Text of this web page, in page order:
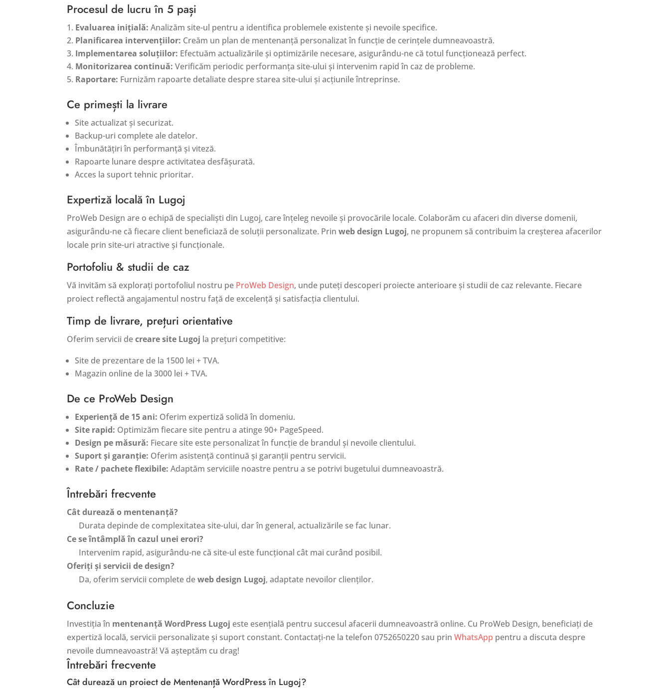
Procesul de lucru în 5 pași
Evaluarea inițială: Analizăm site-ul pentru a identifica problemele existente și nevoile specifice.
Planificarea intervențiilor: Creăm un plan de mentenanță personalizat în funcție de cerințele dumneavoastră.
Implementarea soluțiilor: Efectuăm actualizările și optimizările necesare, asigurându-ne că totul funcționează perfect.
Monitorizarea continuă: Verificăm periodic performanța site-ului și intervenim rapid în caz de probleme.
Raportare: Furnizăm rapoarte detaliate despre starea site-ului și acțiunile întreprinse.
Ce primești la livrare
Site actualizat și securizat.
Backup-uri complete ale datelor.
Îmbunătățiri în performanță și viteză.
Rapoarte lunare despre activitatea desfășurată.
Acces la suport tehnic prioritar.
Expertiză locală în Lugoj
ProWeb Design are o echipă de specialiști din Lugoj, care înțeleg nevoile și provocările locale. Colaborăm cu afaceri din diverse domenii,
asigurându-ne că fiecare client beneficiază de soluții personalizate. Prinweb design Lugoj, ne propunem să contribuim la creșterea afacerilor
locale prin site-uri atractive și funcționale.
Portofoliu & studii de caz
Vă invităm să explorați portofoliul nostru pe ProWeb Design, unde puteți descoperi proiecte anterioare și studii de caz relevante. Fiecare
proiect reflectă angajamentul nostru față de excelență și satisfacția clientului.
Timp de livrare, prețuri orientative
Oferim servicii decreare site Lugoj la prețuri competitive:
Site de prezentare de la 1500 lei + TVA.
Magazin online de la 3000 lei + TVA.
De ce ProWeb Design
Experiență de 15 ani: Oferim expertiză solidă în domeniu.
Site rapid: Optimizăm fiecare site pentru a atinge 90+ PageSpeed.
Design pe măsură: Fiecare site este personalizat în funcție de brandul și nevoile clientului.
Suport și garanție: Oferim asistență continuă și garanții pentru servicii.
Rate / pachete flexibile: Adaptăm serviciile noastre pentru a se potrivi bugetului dumneavoastră.
Întrebări frecvente
Cât durează o mentenanță?
Durata depinde de complexitatea site-ului, dar în general, actualizările se fac lunar.
Ce se întâmplă în cazul unei erori?
Intervenim rapid, asigurându-ne că site-ul este funcțional cât mai curând posibil.
Oferiți și servicii de design?
Da, oferim servicii complete deweb design Lugoj, adaptate nevoilor clienților.
Concluzie
Investiția în mentenanță WordPress Lugoj este esențială pentru succesul afacerii dumneavoastră online. Cu ProWeb Design, beneficiați de
expertiză locală, servicii personalizate și suport constant. Contactați-ne la telefon 0752650220 sau prinWhatsApp pentru a discuta despre
nevoile dumneavoastră! Vă așteptăm cu drag!
Întrebări frecvente
Cât durează un proiect de Mentenanță WordPress în Lugoj?